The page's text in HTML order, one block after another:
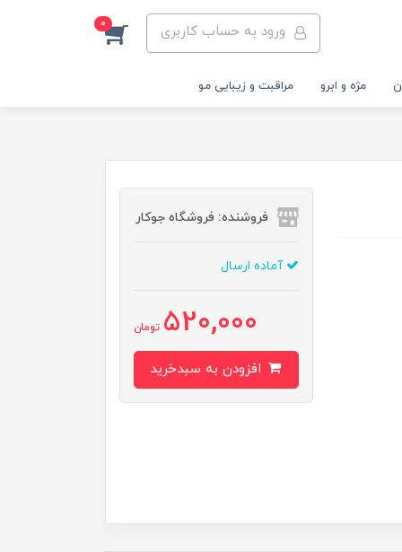
ورود به حساب کاربری 0
مژه و ابرو مراقبت و زیبایی مو
فروشنده: فروشگاه جوکار
آماده ارسال
520,000 تومان